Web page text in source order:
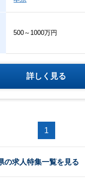
500～1000万円
詳しく見る
1
の求人特集一覧を見る